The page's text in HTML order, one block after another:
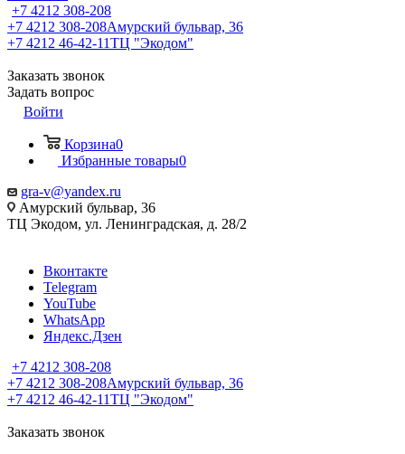
+7 4212 308-208
+7 4212 308-208Амурский бульвар, 36
+7 4212 46-42-11ТЦ "Экодом"
Заказать звонок
Задать вопрос
Войти
Корзина0
Избранные товары0
gra-v@yandex.ru
Амурский бульвар, 36
ТЦ Экодом, ул. Ленинградская, д. 28/2
Вконтакте
Telegram
YouTube
WhatsApp
Яндекс.Дзен
+7 4212 308-208
+7 4212 308-208Амурский бульвар, 36
+7 4212 46-42-11ТЦ "Экодом"
Заказать звонок